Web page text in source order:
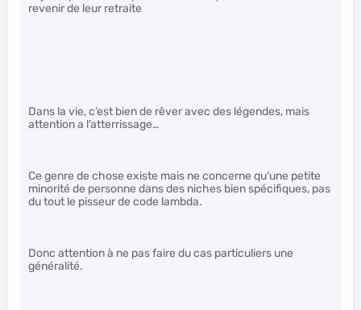
revenir de leur retraite
Dans la vie, c’est bien de rêver avec des légendes, mais
attention a l’atterrissage…
Ce genre de chose existe mais ne concerne qu’une petite
minorité de personne dans des niches bien spécifiques, pas
du tout le pisseur de code lambda.
Donc attention à ne pas faire du cas particuliers une
généralité.